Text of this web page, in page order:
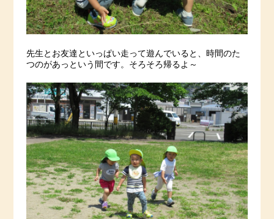
先生とお友達といっぱい走って遊んでいると、時間のた
つのがあっという間です。そろそろ帰るよ～